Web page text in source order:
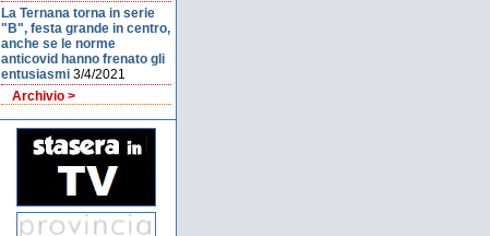
La Ternana torna in serie
"B", festa grande in centro,
anche se le norme
anticovid hanno frenato gli
entusiasmi 3/4/2021
Archivio >